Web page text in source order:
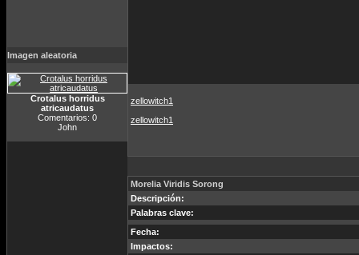
Imagen aleatoria
Crotalus horridus
atricaudatus
Comentarios: 0
John
zellowitch1
zellowitch1
Morelia Viridis Sorong
Descripción:
Palabras clave:
Fecha:
Impactos: